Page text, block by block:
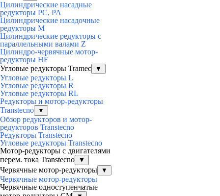
Цилиндрические насадные
редукторы PC, PA
Цилиндрические насадочные
редукторы M
Цилиндрические редукторы с
параллельными валами Z
Цилиндро-червячные мотор-
редукторы HF
Угловые редукторы Tramec
▼
Угловые редукторы L
Угловые редукторы R
Угловые редукторы RL
Редукторы и мотор-редукторы
Transtecno
▼
Обзор редукторов и мотор-
редукторов Transtecno
Редукторы Transtecno
Угловые редукторы Transtecno
Мотор-редукторы с двигателями
перем. тока Transtecno
▼
Червячные мотор-редукторы ▼
Червячные мотор-редукторы
Червячные одноступенчатые